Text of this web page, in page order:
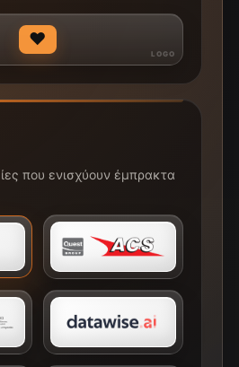
♥
που ενισχύουν έμπρακτα